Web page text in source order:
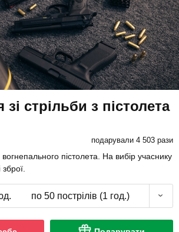
стрільби з пістолета
подарували 4 503 рази
вогнепального пістолета. На вибір учаснику
по 50 пострілів (1 год.)